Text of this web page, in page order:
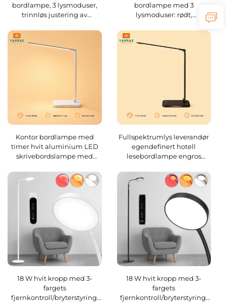
bordlampe, 3 lysmoduser,
trinnløs justering av
og USB-C-opplading
bordlampe med 3
lysmoduser: rødt,
orangefarget og fullt spekter
Kontor bordlampe med
timer hvit aluminium LED
skrivebordslampe med
3000K–6000K lys, USB-
utgang og rød
nattebelysning
Fullspektrumlys leverandør
egendefinert hotell
lesebordlampe engros
18 W hvit kropp med 3-
fargets
fjernkontroll/bryterstyring,
18 W hvit kropp med 3-
fargets
fjernkontroll/bryterstyring,